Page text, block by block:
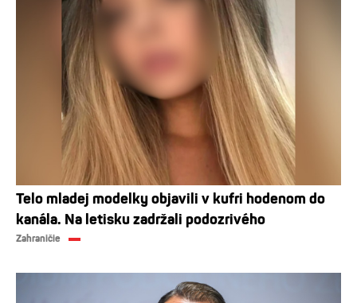
Telo mladej modelky objavili v kufri hodenom do
kanála. Na letisku zadržali podozrivého
Zahraničie